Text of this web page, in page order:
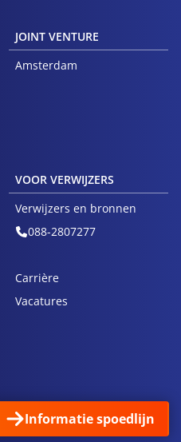
Informatie spoedlijn
JOINT VENTURE
Amsterdam
VOOR VERWIJZERS
Verwijzers en bronnen
088-2807277
Carrière
Vacatures
Privacy Klachten
Algemene voorwaarden